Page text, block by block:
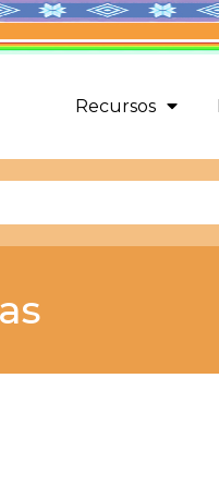
Recursos